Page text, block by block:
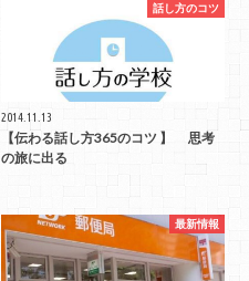
話し方のコツ
2014.11.13
【伝わる話し方365のコツ 】 思考
の旅に出る
最新情報